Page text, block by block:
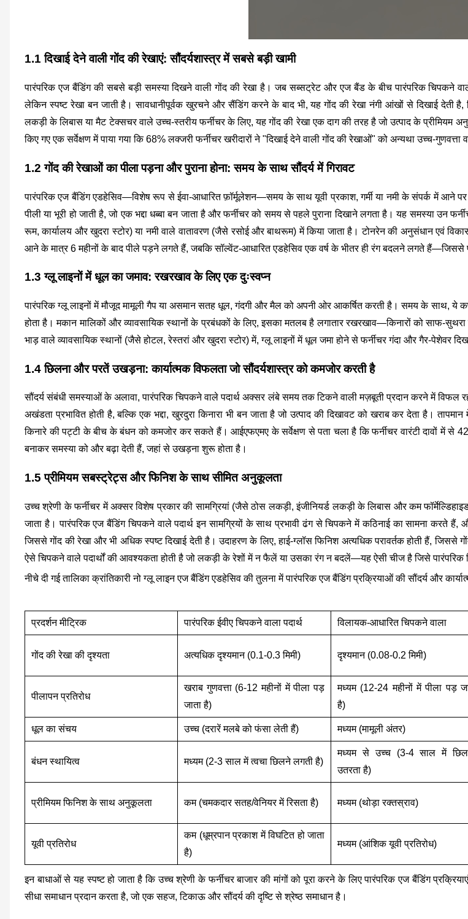
1.1 दिखाई देने वाली गोंद की रेखाएं: सौंदर्यशास्त्र में सबसे बड़ी खामी
पारंपरिक एज बैंडिंग की सबसे बड़ी समस्या दिखने वाली गोंद की रेखा है। जब सब्सट्रेट और एज बैंड के बीच पारंपरिक चिपकने
लेकिन स्पष्ट रेखा बन जाती है। सावधानीपूर्वक खुरचने और सैंडिंग करने के बाद भी, यह गोंद की रेखा नंगी आंखों से दिखाई देती है,
लकड़ी के लिबास या मैट टेक्सचर वाले उच्च-स्तरीय फर्नीचर के लिए, यह गोंद की रेखा एक दाग की तरह है जो उत्पाद के प्रीमियम
किए गए एक सर्वेक्षण में पाया गया कि 68% लक्जरी फर्नीचर खरीदारों ने "दिखाई देने वाली गोंद की रेखाओं" को अन्यथा उच्च-
1.2 गोंद की रेखाओं का पीला पड़ना और पुराना होना: समय के साथ सौंदर्य में गिरावट
पारंपरिक एज बैंडिंग एडहेसिव—विशेष रूप से ईवा-आधारित फ़ॉर्मूलेशन—समय के साथ यूवी प्रकाश, गर्मी या नमी के संपर्क में आने
पीली या भूरी हो जाती है, जो एक भद्दा धब्बा बन जाता है और फर्नीचर को समय से पहले पुराना दिखाने लगता है। यह समस्या उन
रूम, कार्यालय और खुदरा स्टोर) या नमी वाले वातावरण (जैसे रसोई और बाथरूम) में किया जाता है। टोनरेन की अनुसंधान एवं
आने के मात्र 6 महीनों के बाद पीले पड़ने लगते हैं, जबकि सॉल्वेंट-आधारित एडहेसिव एक वर्ष के भीतर ही रंग बदलने लगते हैं—जिससे
1.3 ग्लू लाइनों में धूल का जमाव: रखरखाव के लिए एक दुःस्वप्न
पारंपरिक ग्लू लाइनों में मौजूद मामूली गैप या असमान सतह धूल, गंदगी और मैल को अपनी ओर आकर्षित करती है। समय के साथ, ये
होता है। मकान मालिकों और व्यावसायिक स्थानों के प्रबंधकों के लिए, इसका मतलब है लगातार रखरखाव—किनारों को साफ-
भाड़ वाले व्यावसायिक स्थानों (जैसे होटल, रेस्तरां और खुदरा स्टोर) में, ग्लू लाइनों में धूल जमा होने से फर्नीचर गंदा और गैर-पेशेवर
1.4 छिलना और परतें उखड़ना: कार्यात्मक विफलता जो सौंदर्यशास्त्र को कमजोर करती है
सौंदर्य संबंधी समस्याओं के अलावा, पारंपरिक चिपकने वाले पदार्थ अक्सर लंबे समय तक टिकने वाली मज़बूती प्रदान करने में
अखंडता प्रभावित होती है, बल्कि एक भद्दा, खुरदुरा किनारा भी बन जाता है जो उत्पाद की दिखावट को खराब कर देता है।
किनारे की पट्टी के बीच के बंधन को कमजोर कर सकते हैं। आईएफएमए के सर्वेक्षण से पता चला है कि फर्नीचर वारंटी दावों में से
बनाकर समस्या को और बढ़ा देती हैं, जहां से उखड़ना शुरू होता है।
1.5 प्रीमियम सबस्ट्रेट्स और फिनिश के साथ सीमित अनुकूलता
उच्च श्रेणी के फर्नीचर में अक्सर विशेष प्रकार की सामग्रियां (जैसे ठोस लकड़ी, इंजीनियर्ड लकड़ी के लिबास और कम
जाता है। पारंपरिक एज बैंडिंग चिपकने वाले पदार्थ इन सामग्रियों के साथ प्रभावी ढंग से चिपकने में कठिनाई का सामना करते
जिससे गोंद की रेखा और भी अधिक स्पष्ट दिखाई देती है। उदाहरण के लिए, हाई-ग्लॉस फिनिश अत्यधिक परावर्तक होती हैं,
ऐसे चिपकने वाले पदार्थों की आवश्यकता होती है जो लकड़ी के रेशों में न फैलें या उसका रंग न बदलें—यह ऐसी चीज है जिसे पारंपरिक
नीचे दी गई तालिका क्रांतिकारी नो ग्लू लाइन एज बैंडिंग एडहेसिव की तुलना में पारंपरिक एज बैंडिंग प्रक्रियाओं की सौंदर्य और
प्रदर्शन मीट्रिक पारंपरिक ईवीए चिपकने वाला पदार्थ विलायक-आधारित चिपकने वाला
गोंद की रेखा की दृश्यता अत्यधिक दृश्यमान (0.1-0.3 मिमी) दृश्यमान (0.08-0.2 मिमी)
पीलापन प्रतिरोध
खराब गुणवत्ता (6-12 महीनों में पीला पड़
जाता है)
मध्यम (12-24 महीनों में पीला पड़
है)
धूल का संचय उच्च (दरारें मलबे को फंसा लेती हैं) मध्यम (मामूली अंतर)
बंधन स्थायित्व मध्यम (2-3 साल में त्वचा छिलने लगती है)
मध्यम से उच्च (3-4 साल में
उतरता है)
प्रीमियम फिनिश के साथ अनुकूलता कम (चमकदार सतह/वेनियर में रिसता है) मध्यम (थोड़ा रक्तस्राव)
यूवी प्रतिरोध
कम (धूम्रपान प्रकाश में विघटित हो जाता
है)
मध्यम (आंशिक यूवी प्रतिरोध)
इन बाधाओं से यह स्पष्ट हो जाता है कि उच्च श्रेणी के फर्नीचर बाजार की मांगों को पूरा करने के लिए पारंपरिक एज बैंडिंग
सीधा समाधान प्रदान करता है, जो एक सहज, टिकाऊ और सौंदर्य की दृष्टि से श्रेष्ठ समाधान है।